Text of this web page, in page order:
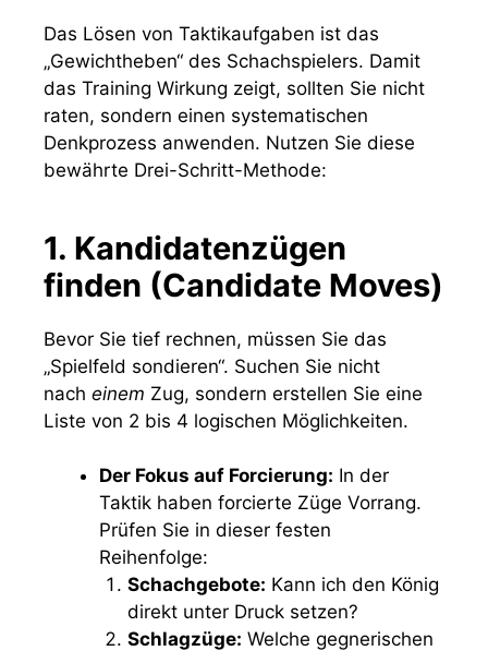
Das Lösen von Taktikaufgaben ist das
„Gewichtheben“ des Schachspielers. Damit
das Training Wirkung zeigt, sollten Sie nicht
raten, sondern einen systematischen
Denkprozess anwenden. Nutzen Sie diese
bewährte Drei-Schritt-Methode:
1. Kandidatenzügen
finden (Candidate Moves)
Bevor Sie tief rechnen, müssen Sie das
„Spielfeld sondieren“. Suchen Sie nicht
nach einem Zug, sondern erstellen Sie eine
Liste von 2 bis 4 logischen Möglichkeiten.
Der Fokus auf Forcierung: In der
Taktik haben forcierte Züge Vorrang.
Prüfen Sie in dieser festen
Reihenfolge:
Schachgebote: Kann ich den König
direkt unter Druck setzen?
Schlagzüge: Welche gegnerischen